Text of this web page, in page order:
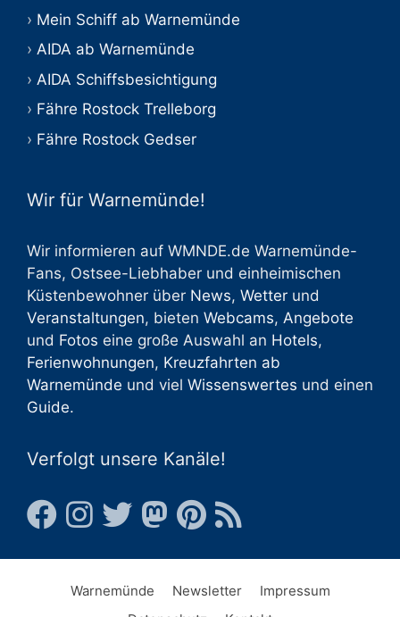
Mein Schiff ab Warnemünde
AIDA ab Warnemünde
AIDA Schiffsbesichtigung
Fähre Rostock Trelleborg
Fähre Rostock Gedser
Wir für Warnemünde!
Wir informieren auf WMNDE.de Warnemünde-
Fans, Ostsee-Liebhaber und einheimischen
Küstenbewohner über News, Wetter und
Veranstaltungen, bieten Webcams, Angebote
und Fotos eine große Auswahl an Hotels,
Ferienwohnungen, Kreuzfahrten ab
Warnemünde und viel Wissenswertes und einen
Guide.
Verfolgt unsere Kanäle!
Warnemünde Newsletter
Impressum